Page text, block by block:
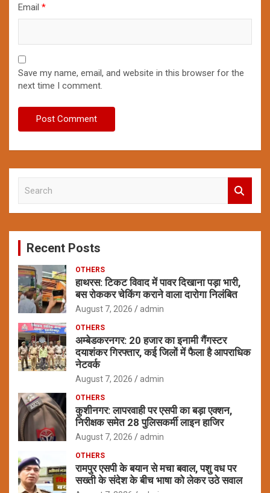
Email *
Save my name, email, and website in this browser for the
next time I comment.
c
Recent Posts
OTHERS
हाथरस: टिकट विवाद में पावर दिखाना पड़ा भारी,
बस रोककर चेकिंग कराने वाला दारोगा निलंबित
August 7, 2026 admin
OTHERS
अम्बेडकरनगर: 20 हजार का इनामी गैंगस्टर
दयाशंकर गिरफ्तार, कई जिलों में फैला है आपराधिक
नेटवर्क
August 7, 2026 admin
OTHERS
कुशीनगर: लापरवाही पर एसपी का बड़ा एक्शन,
निरीक्षक समेत 28 पुलिसकर्मी लाइन हाजिर
August 7, 2026 admin
OTHERS
रामपुर एसपी के बयान से मचा बवाल, पशु वध पर
सख्ती के संदेश के बीच भाषा को लेकर उठे सवाल